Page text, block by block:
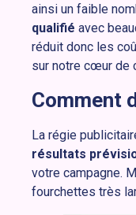
ainsi un faible
qualifié avec
réduit donc les
sur notre cœur de
Comment
La régie
résultats
votre campagne.
fourchettes très